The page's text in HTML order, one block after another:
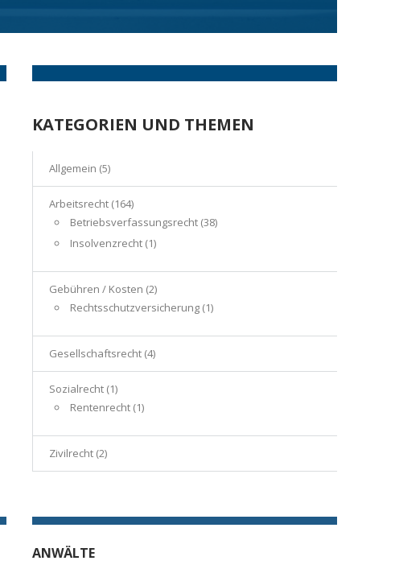
KATEGORIEN UND THEMEN
Allgemein (5)
Arbeitsrecht (164)
Betriebsverfassungsrecht (38)
Insolvenzrecht (1)
Gebühren / Kosten (2)
Rechtsschutzversicherung (1)
Gesellschaftsrecht (4)
Sozialrecht (1)
Rentenrecht (1)
Zivilrecht (2)
ANWÄLTE